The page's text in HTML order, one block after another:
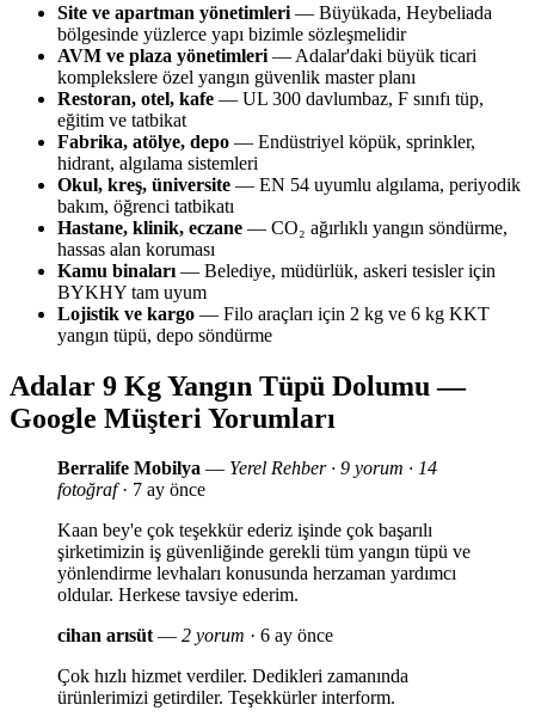
Site ve apartman yönetimleri — Büyükada, Heybeliada
bölgesinde yüzlerce yapı bizimle sözleşmelidir
AVM ve plaza yönetimleri — Adalar'daki büyük ticari
komplekslere özel yangın güvenlik master planı
Restoran, otel, kafe — UL 300 davlumbaz, F sınıfı tüp,
eğitim ve tatbikat
Fabrika, atölye, depo — Endüstriyel köpük, sprinkler,
hidrant, algılama sistemleri
Okul, kreş, üniversite — EN 54 uyumlu algılama, periyodik
bakım, öğrenci tatbikatı
Hastane, klinik, eczane — CO₂ ağırlıklı yangın söndürme,
hassas alan koruması
Kamu binaları — Belediye, müdürlük, askeri tesisler için
BYKHY tam uyum
Lojistik ve kargo — Filo araçları için 2 kg ve 6 kg KKT
yangın tüpü, depo söndürme
Adalar 9 Kg Yangın Tüpü Dolumu —
Google Müşteri Yorumları
Berralife Mobilya — Yerel Rehber · 9 yorum · 14
fotoğraf· 7 ay önce
Kaan bey'e çok teşekkür ederiz işinde çok başarılı
şirketimizin iş güvenliğinde gerekli tüm yangın tüpü ve
yönlendirme levhaları konusunda herzaman yardımcı
oldular. Herkese tavsiye ederim.
cihan arısüt— 2 yorum · 6 ay önce
Çok hızlı hizmet verdiler. Dedikleri zamanında
ürünlerimizi getirdiler. Teşekkürler interform.